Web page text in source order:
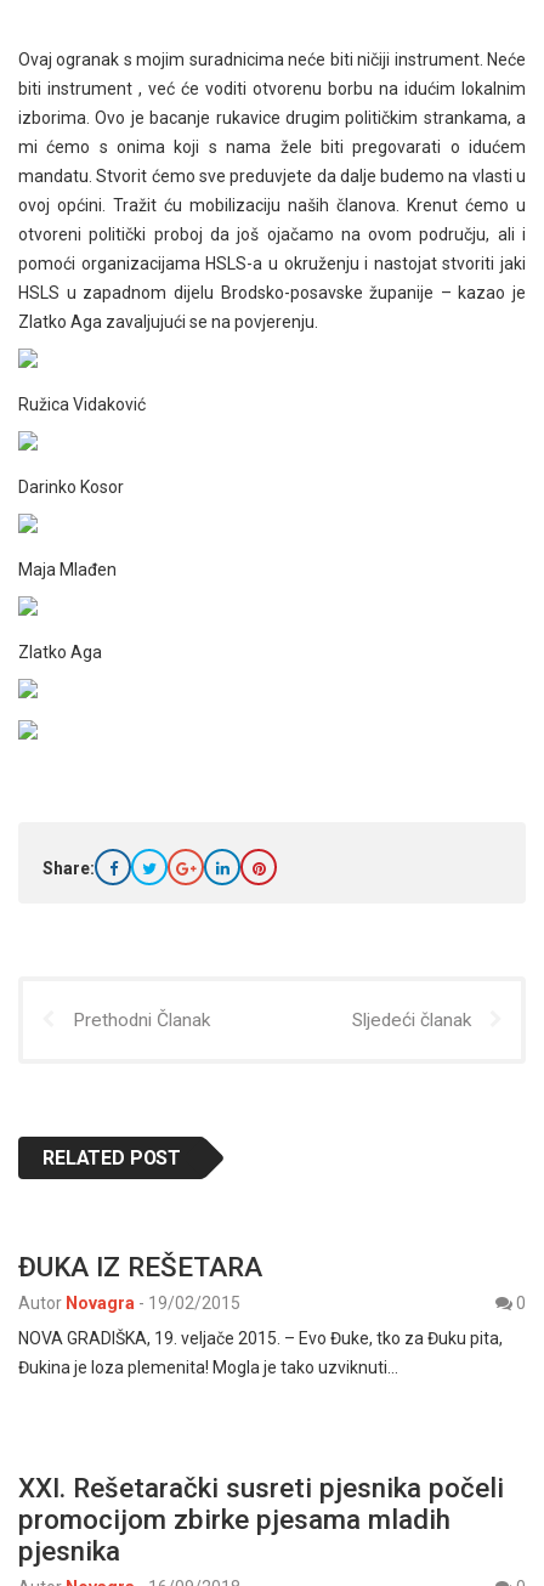
Ovaj ogranak s mojim suradnicima neće biti ničiji instrument. Neće
biti instrument , već će voditi otvorenu borbu na idućim lokalnim
izborima. Ovo je bacanje rukavice drugim političkim strankama, a
mi ćemo s onima koji s nama žele biti pregovarati o idućem
mandatu. Stvorit ćemo sve preduvjete da dalje budemo na vlasti u
ovoj općini. Tražit ću mobilizaciju naših članova. Krenut ćemo u
otvoreni politički proboj da još ojačamo na ovom području, ali i
pomoći organizacijama HSLS-a u okruženju i nastojat stvoriti jaki
HSLS u zapadnom dijelu Brodsko-posavske županije – kazao je
Zlatko Aga zavaljujući se na povjerenju.
Ružica Vidaković
Darinko Kosor
Maja Mlađen
Zlatko Aga
Share:
Prethodni Članak Sljedeći članak
RELATED POST
ĐUKA IZ REŠETARA
Autor Novagra - 19/02/2015
0
NOVA GRADIŠKA, 19. veljače 2015. – Evo Đuke, tko za Đuku pita,
Đukina je loza plemenita! Mogla je tako uzviknuti…
XXI. Rešetarački susreti pjesnika počeli
promocijom zbirke pjesama mladih
pjesnika